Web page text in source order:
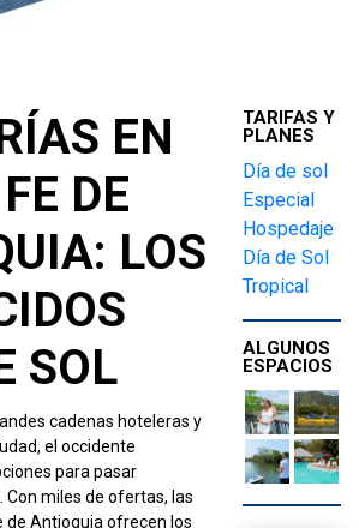
EN
DE
LOS
SOL
cadenas hoteleras y
el occidente
para pasar
Con miles de ofertas, las
de Antioquia ofrecen los
TARIFAS Y
PLANES
Día de sol
Especial
Hospedaje
Día de Sol
Tropical
ALGUNOS
ESPACIOS